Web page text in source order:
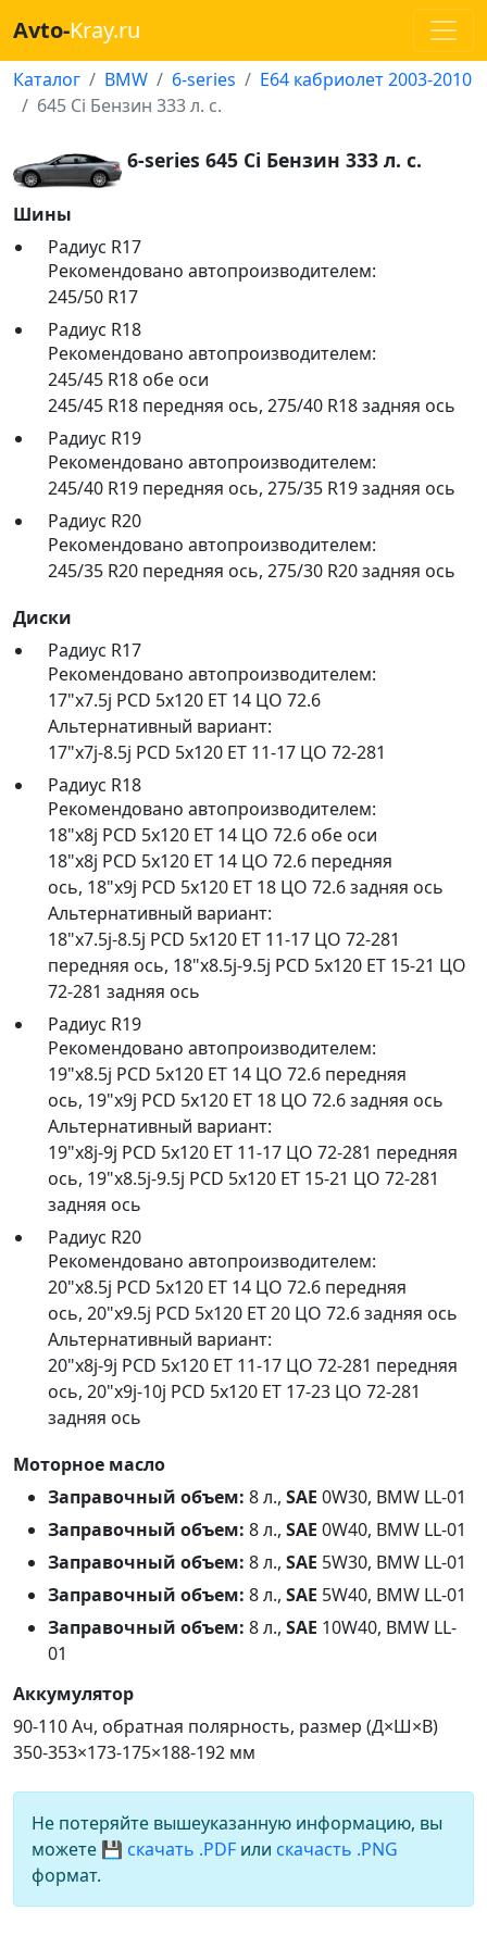
Avto-Kray.ru
Каталог BMW 6-series
E64 кабриолет 2003-2010
645 Ci Бензин 333 л. с.
6-series 645 Ci Бензин 333 л. с.
Шины
Радиус R17
Рекомендовано автопроизводителем:
245/50 R17
Радиус R18
Рекомендовано автопроизводителем:
245/45 R18 обе оси
245/45 R18 передняя ось, 275/40 R18 задняя ось
Радиус R19
Рекомендовано автопроизводителем:
245/40 R19 передняя ось, 275/35 R19 задняя ось
Радиус R20
Рекомендовано автопроизводителем:
245/35 R20 передняя ось, 275/30 R20 задняя ось
Диски
Радиус R17
Рекомендовано автопроизводителем:
17"x7.5j PCD 5x120 ET 14 ЦО 72.6
Альтернативный вариант:
17"x7j-8.5j PCD 5x120 ET 11-17 ЦО 72-281
Радиус R18
Рекомендовано автопроизводителем:
18"x8j PCD 5x120 ET 14 ЦО 72.6 обе оси
18"x8j PCD 5x120 ET 14 ЦО 72.6 передняя
ось, 18"x9j PCD 5x120 ET 18 ЦО 72.6 задняя ось
Альтернативный вариант:
18"x7.5j-8.5j PCD 5x120 ET 11-17 ЦО 72-281
передняя ось, 18"x8.5j-9.5j PCD 5x120 ET 15-21 ЦО
72-281 задняя ось
Радиус R19
Рекомендовано автопроизводителем:
19"x8.5j PCD 5x120 ET 14 ЦО 72.6 передняя
ось, 19"x9j PCD 5x120 ET 18 ЦО 72.6 задняя ось
Альтернативный вариант:
19"x8j-9j PCD 5x120 ET 11-17 ЦО 72-281 передняя
ось, 19"x8.5j-9.5j PCD 5x120 ET 15-21 ЦО 72-281
задняя ось
Радиус R20
Рекомендовано автопроизводителем:
20"x8.5j PCD 5x120 ET 14 ЦО 72.6 передняя
ось, 20"x9.5j PCD 5x120 ET 20 ЦО 72.6 задняя ось
Альтернативный вариант:
20"x8j-9j PCD 5x120 ET 11-17 ЦО 72-281 передняя
ось, 20"x9j-10j PCD 5x120 ET 17-23 ЦО 72-281
задняя ось
Моторное масло
Заправочный объем: 8 л., SAE 0W30, BMW LL-01
Заправочный объем: 8 л., SAE 0W40, BMW LL-01
Заправочный объем: 8 л., SAE 5W30, BMW LL-01
Заправочный объем: 8 л., SAE 5W40, BMW LL-01
Заправочный объем: 8 л., SAE 10W40, BMW LL-
01
Аккумулятор
90-110 Ач, обратная полярность, размер (Д×Ш×В)
350-353×173-175×188-192 мм
Не потеряйте вышеуказанную информацию, вы
можете 💾 скачать .PDF или скачасть .PNG
формат.